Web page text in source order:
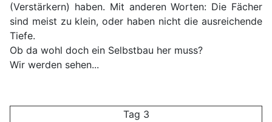
(Verstärkern) haben. Mit anderen Worten: Die Fächer
sind meist zu klein, oder haben nicht die ausreichende
Tiefe.
Ob da wohl doch ein Selbstbau her muss?
Wir werden sehen...
Tag 3